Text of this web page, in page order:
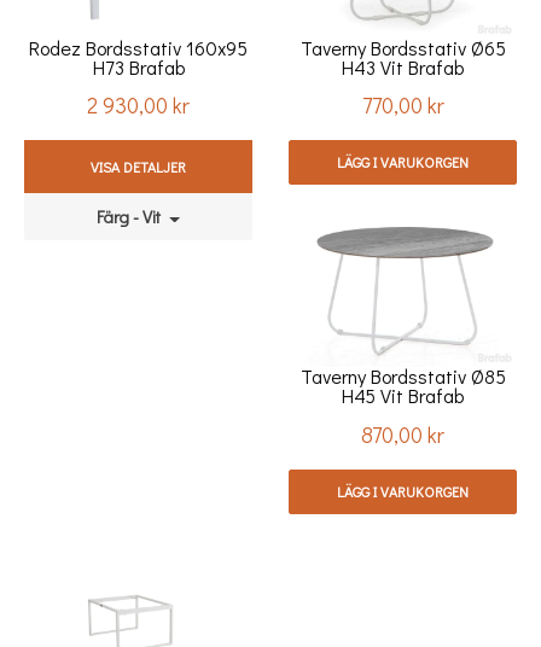
Rodez Bordsstativ 160x95
H73 Brafab
Pris
2 930,00 kr
VISA DETALJER
Färg - Vit
Taverny Bordsstativ Ø65
H43 Vit Brafab
Pris
770,00 kr
LÄGG I VARUKORGEN
Taverny Bordsstativ Ø85
H45 Vit Brafab
Pris
870,00 kr
LÄGG I VARUKORGEN